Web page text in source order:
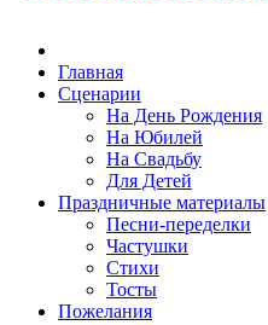
Главная
Сценарии
На День Рождения
На Юбилей
На Свадьбу
Для Детей
Праздничные материалы
Песни-переделки
Частушки
Стихи
Тосты
Пожелания